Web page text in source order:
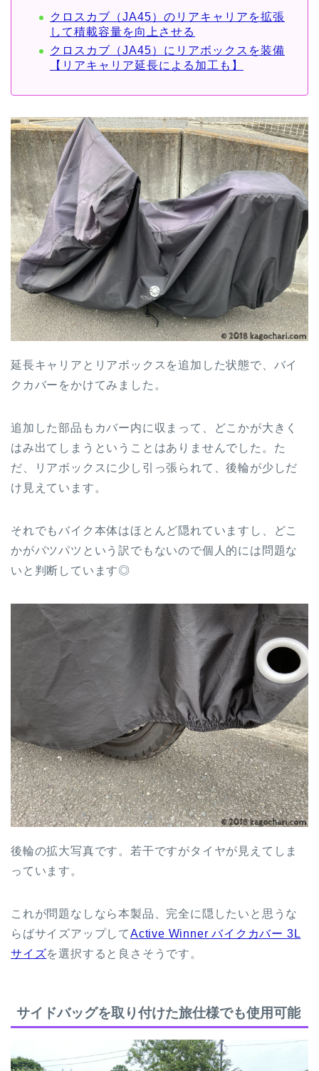
クロスカブ（JA45）のリアキャリアを拡張
して積載容量を向上させる
クロスカブ（JA45）にリアボックスを装備
【リアキャリア延長による加工も】
延長キャリアとリアボックスを追加した状態で、バイ
クカバーをかけてみました。
追加した部品もカバー内に収まって、どこかが大きく
はみ出てしまうということはありませんでした。た
だ、リアボックスに少し引っ張られて、後輪が少しだ
け見えています。
それでもバイク本体はほとんど隠れていますし、どこ
かがパツパツという訳でもないので個人的には問題な
いと判断しています◎
後輪の拡大写真です。若干ですがタイヤが見えてしま
っています。
これが問題なしなら本製品、完全に隠したいと思うな
らばサイズアップしてActive Winner バイクカバー 3L
サイズを選択すると良さそうです。
サイドバッグを取り付けた旅仕様でも使用可能